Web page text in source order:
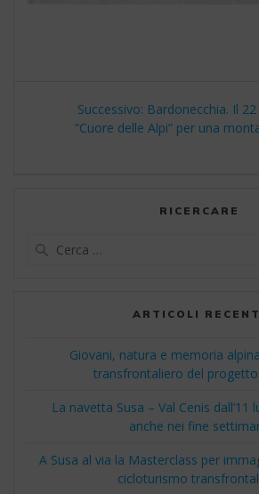
Navigazione
articoli
Successivo: Articolo
successivo:
Bardonecchia. Il
“Cuore delle Alpi” per una
RICERCARE
ARTICOLI
Giovani, natura e memoria
transfrontaliero del progetto
La navetta Susa – Val Cenis dall’11
anche nei fine
A Susa al via la Masterclass per
cicloturismo